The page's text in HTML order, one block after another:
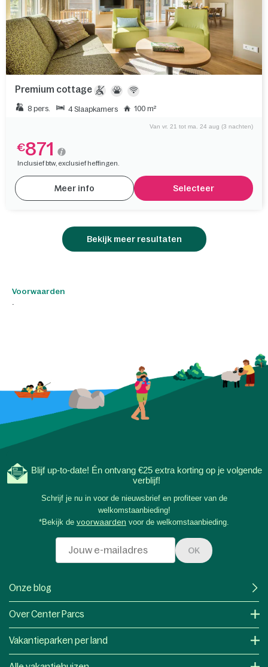
Premium cottage
8 pers. 4 Slaapkamers 100 m²
Van vr. 21 tot ma. 24 aug (3 nachten)
€871
Inclusief btw, exclusief heffingen.
Meer info Selecteer
Bekijk meer resultaten
Voorwaarden
.
Blijf up-to-date! Én ontvang €25 extra korting op je volgende
verblijf!
Schrijf je nu in voor de nieuwsbrief en profiteer van de
welkomstaanbieding!
*Bekijk de voorwaarden voor de welkomstaanbieding.
OK
Onze blog
Over Center Parcs
Vakantieparken per land